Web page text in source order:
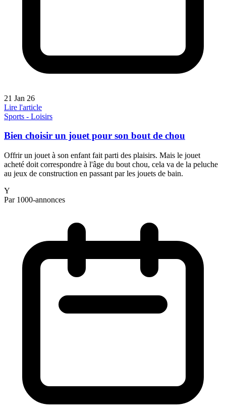
21 Jan 26
Lire l'article
Sports - Loisirs
Bien choisir un jouet pour son bout de chou
Offrir un jouet à son enfant fait parti des plaisirs. Mais le jouet
acheté doit correspondre à l'âge du bout chou, cela va de la peluche
au jeux de construction en passant par les jouets de bain.
Y
Par 1000-annonces